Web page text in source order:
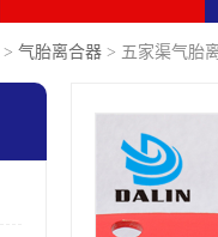
> 气胎离合器 > 五家渠气胎